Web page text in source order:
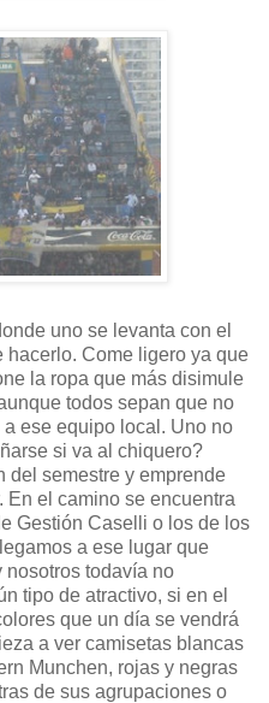
uno se levanta con el
hacerlo. Come ligero ya que
la ropa que más disimule
todos sepan que no
ese equipo local. Uno no
si va al chiquero?
del semestre y emprende
En el camino se encuentra
Gestión Caselli o los de los
a ese lugar que
nosotros todavía no
tipo de atractivo, si en el
que un día se vendrá
a ver camisetas blancas
Munchen, rojas y negras
de sus agrupaciones o